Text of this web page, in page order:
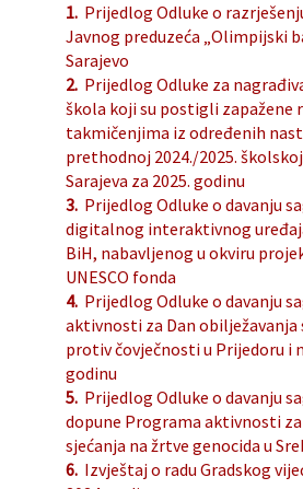
1. Prijedlog Odluke o
Javnog preduzeća „Olimpijski
Sarajevo
2. Prijedlog Odluke za
škola koji su postigli zapažene
takmičenjima iz određenih
prethodnoj 2024./2025.
Sarajeva za 2025. godinu
3. Prijedlog Odluke o davanju
digitalnog interaktivnog
BiH, nabavljenog u okviru
UNESCO fonda
4. Prijedlog Odluke o davanju
aktivnosti za Dan obilježavanja
protiv čovječnosti u Prijedoru i
godinu
5. Prijedlog Odluke o davanju
dopune Programa aktivnosti
sjećanja na žrtve genocida u
6. Izvještaj o radu Gradskog